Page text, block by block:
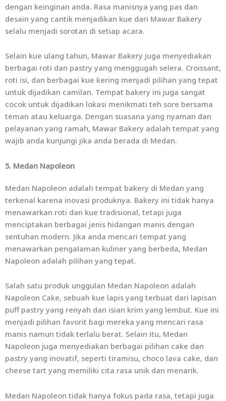
dengan keinginan anda. Rasa manisnya yang pas dan
desain yang cantik menjadikan kue dari Mawar Bakery
selalu menjadi sorotan di setiap acara.
Selain kue ulang tahun, Mawar Bakery juga menyediakan
berbagai roti dan pastry yang menggugah selera. Croissant,
roti isi, dan berbagai kue kering menjadi pilihan yang tepat
untuk dijadikan camilan. Tempat bakery ini juga sangat
cocok untuk dijadikan lokasi menikmati teh sore bersama
teman atau keluarga. Dengan suasana yang nyaman dan
pelayanan yang ramah, Mawar Bakery adalah tempat yang
wajib anda kunjungi jika anda berada di Medan.
5. Medan Napoleon
Medan Napoleon adalah tempat bakery di Medan yang
terkenal karena inovasi produknya. Bakery ini tidak hanya
menawarkan roti dan kue tradisional, tetapi juga
menciptakan berbagai jenis hidangan manis dengan
sentuhan modern. Jika anda mencari tempat yang
menawarkan pengalaman kuliner yang berbeda, Medan
Napoleon adalah pilihan yang tepat.
Salah satu produk unggulan Medan Napoleon adalah
Napoleon Cake, sebuah kue lapis yang terbuat dari lapisan
puff pastry yang renyah dan isian krim yang lembut. Kue ini
menjadi pilihan favorit bagi mereka yang mencari rasa
manis namun tidak terlalu berat. Selain itu, Medan
Napoleon juga menyediakan berbagai pilihan cake dan
pastry yang inovatif, seperti tiramisu, choco lava cake, dan
cheese tart yang memiliki cita rasa unik dan menarik.
Medan Napoleon tidak hanya fokus pada rasa, tetapi juga